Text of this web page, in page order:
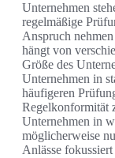
Unternehmen
regelmäßige
Anspruch
hängt von
Größe des
Unternehmen in
häufigeren
Regelkonformität
Unternehmen in
möglicherweise
Anlässe fokussiert